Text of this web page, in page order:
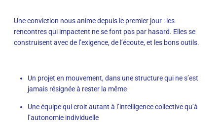
Une conviction nous anime depuis le premier jour : les
rencontres qui impactent ne se font pas par hasard. Elles se
construisent avec de l’exigence, de l’écoute, et les bons outils.
Un projet en mouvement, dans une structure qui ne s’est
jamais résignée à rester la même
Une équipe qui croit autant à l’intelligence collective qu’à
l’autonomie individuelle